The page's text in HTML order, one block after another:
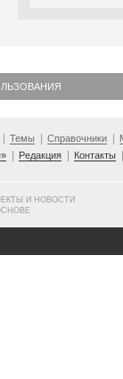
Темы Справочники
Редакция Контакты
И НОВОСТИ